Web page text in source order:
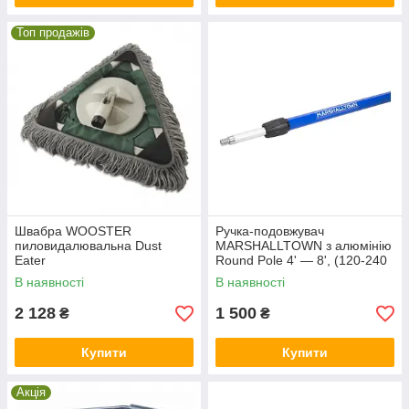
Топ продажів
Швабра WOOSTER
пиловидалювальна Dust
Eater
В наявності
2 128 ₴
Купити
Ручка-подовжувач
MARSHALLTOWN з алюмінію
Round Pole 4' — 8', (120-240
см)
В наявності
1 500 ₴
Купити
Акція